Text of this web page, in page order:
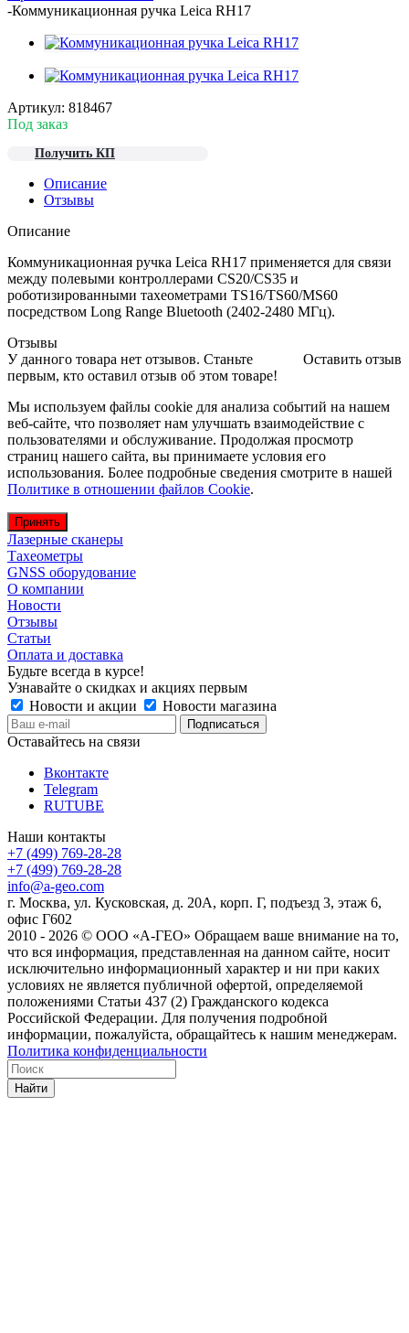
-Коммуникационная ручка Leica RH17
Артикул: 818467
Под заказ
Получить КП
Описание
Отзывы
Описание
Коммуникационная ручка Leica RH17 применяется для связи
между полевыми контроллерами СS20/CS35 и
роботизированными тахеометрами TS16/TS60/MS60
посредством Long Range Bluetooth (2402-2480 МГц).
Отзывы
Оставить отзыв
У данного товара нет отзывов. Станьте
первым, кто оставил отзыв об этом товаре!
Мы используем файлы cookie для анализа событий на нашем
веб-сайте, что позволяет нам улучшать взаимодействие с
пользователями и обслуживание. Продолжая просмотр
страниц нашего сайта, вы принимаете условия его
использования. Более подробные сведения смотрите в нашей
Политике в отношении файлов Cookie.
Принять
Лазерные сканеры
Тахеометры
GNSS оборудование
О компании
Новости
Отзывы
Статьи
Оплата и доставка
Будьте всегда в курсе!
Узнавайте о скидках и акциях первым
Новости и акции
Новости магазина
Оставайтесь на связи
Вконтакте
Telegram
RUTUBE
Наши контакты
+7 (499) 769-28-28
+7 (499) 769-28-28
info@a-geo.com
г. Москва, ул. Кусковская, д. 20А, корп. Г, подъезд 3, этаж 6,
офис Г602
2010 - 2026 © ООО «А-ГЕО» Обращаем ваше внимание на то,
что вся информация, представленная на данном сайте, носит
исключительно информационный характер и ни при каких
условиях не является публичной офертой, определяемой
положениями Статьи 437 (2) Гражданского кодекса
Российской Федерации. Для получения подробной
информации, пожалуйста, обращайтесь к нашим менеджерам.
Политика конфиденциальности
Найти